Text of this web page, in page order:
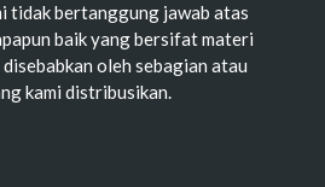
tidak bertanggung jawab atas
baik yang bersifat materi
oleh sebagian atau
kami distribusikan.